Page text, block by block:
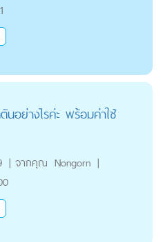
นอย่างไรค่ะ พร้อมค่าใช้
| จากคุณ Nongorn |